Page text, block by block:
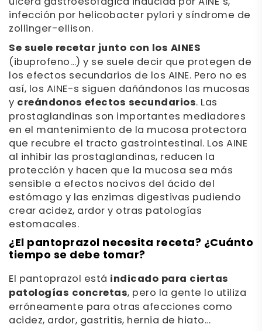
infección por helicobacter pylori y síndrome de
zollinger-ellison.
Se suele recetar junto con los AINES
(ibuprofeno…) y se suele decir que protegen de
los efectos secundarios de los AINE. Pero no es
así, los AINE-s siguen dañándonos las mucosas
y creándonos efectos secundarios. Las
prostaglandinas son importantes mediadores
en el mantenimiento de la mucosa protectora
que recubre el tracto gastrointestinal. Los AINE
al inhibir las prostaglandinas, reducen la
protección y hacen que la mucosa sea más
sensible a efectos nocivos del ácido del
estómago y las enzimas digestivas pudiendo
crear acidez, ardor y otras patologías
estomacales.
¿El pantoprazol necesita receta? ¿Cuánto
tiempo se debe tomar?
El pantoprazol está indicado para ciertas
patologías concretas, pero la gente lo utiliza
erróneamente para otras afecciones como
acidez, ardor, gastritis, hernia de hiato…